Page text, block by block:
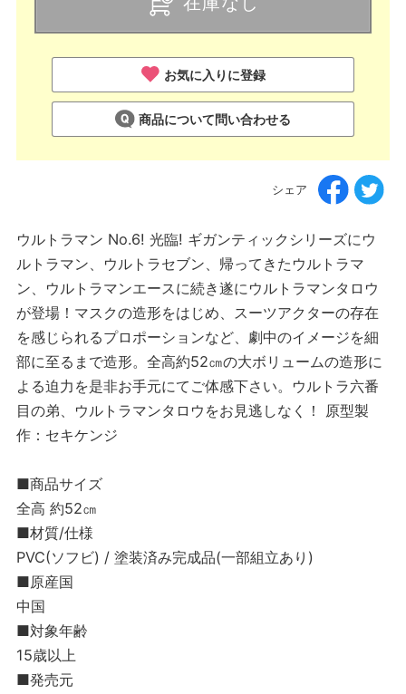
お気に入りに登録
商品について問い合わせる
シェア
ウルトラマン No.6! 光臨! ギガンティックシリーズにウ
ルトラマン、ウルトラセブン、帰ってきたウルトラマ
ン、ウルトラマンエースに続き遂にウルトラマンタロウ
が登場！マスクの造形をはじめ、スーツアクターの存在
を感じられるプロポーションなど、劇中のイメージを細
部に至るまで造形。全高約52㎝の大ボリュームの造形に
よる迫力を是非お手元にてご体感下さい。ウルトラ六番
目の弟、ウルトラマンタロウをお見逃しなく！ 原型製
作：セキケンジ
■商品サイズ
全高 約52㎝
■材質/仕様
PVC(ソフビ) / 塗装済み完成品(一部組立あり)
■原産国
中国
■対象年齢
15歳以上
■発売元